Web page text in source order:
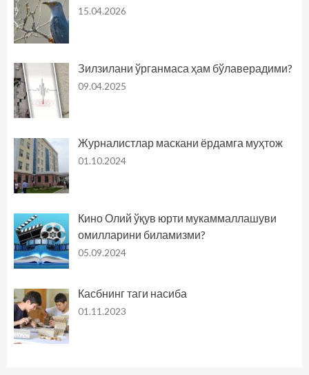
15.04.2026
Зилзилани ўрганмаса ҳам бўлаверадими?
09.04.2025
Журналистлар маскани ёрдамга муҳтож
01.10.2024
Кино Олий ўқув юрти мукаммаллашуви
омилларини биламизми?
05.09.2024
Касбнинг таги насиба
01.11.2023